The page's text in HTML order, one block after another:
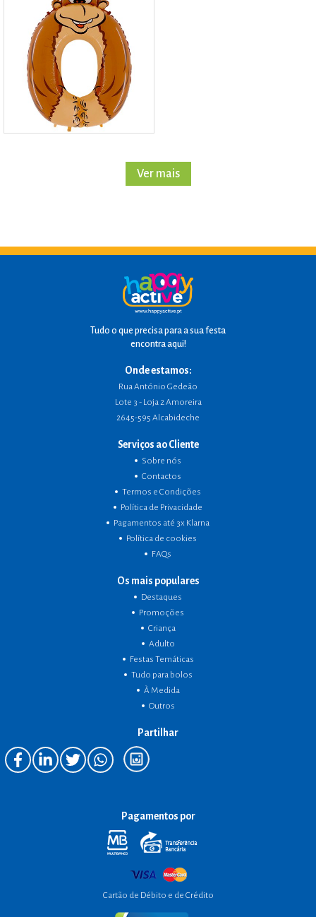
Ver mais
Tudo o que precisa para a sua festa
encontra aqui!
Onde estamos:
Rua António Gedeão
Lote 3 - Loja 2 Amoreira
2645-595 Alcabideche
Serviços ao Cliente
Sobre nós
Contactos
Termos e Condições
Política de Privacidade
Pagamentos até 3x Klarna
Política de cookies
FAQs
Os mais populares
Destaques
Promoções
Criança
Adulto
Festas Temáticas
Tudo para bolos
À Medida
Outros
Partilhar
Pagamentos por
Cartão de Débito e de Crédito